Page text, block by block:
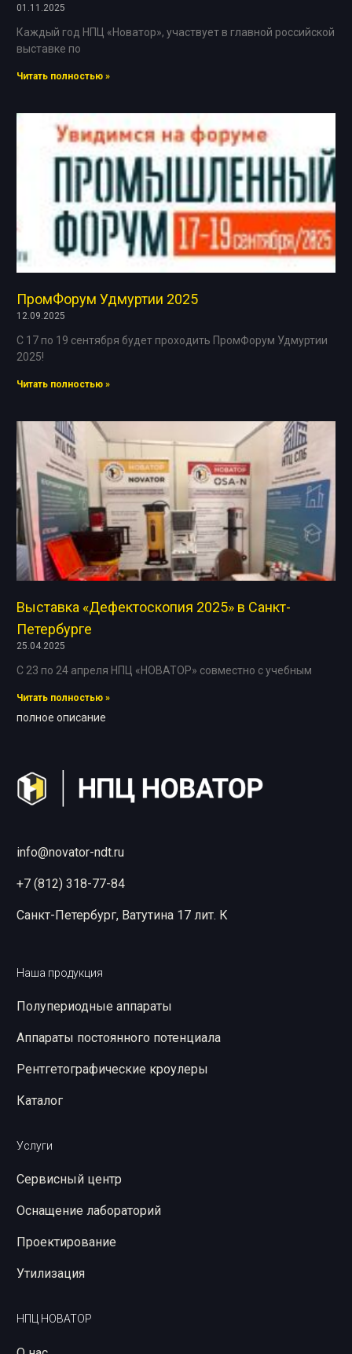
01.11.2025
Каждый год НПЦ «Новатор», участвует в главной российской
выставке по
Читать полностью »
ПромФорум Удмуртии 2025
12.09.2025
С 17 по 19 сентября будет проходить ПромФорум Удмуртии
2025!
Читать полностью »
Выставка «Дефектоскопия 2025» в Санкт-
Петербурге
25.04.2025
С 23 по 24 апреля НПЦ «НОВАТОР» совместно с учебным
Читать полностью »
полное описание
info@novator-ndt.ru
+7 (812) 318-77-84
Санкт-Петербург, Ватутина 17 лит. К
Наша продукция
Полупериодные аппараты
Аппараты постоянного потенциала
Рентгетографические кроулеры
Каталог
Услуги
Сервисный центр
Оснащение лабораторий
Проектирование
Утилизация
НПЦ НОВАТОР